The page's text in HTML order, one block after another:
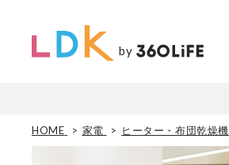
by
HOME 家電 ヒーター・布団乾燥機